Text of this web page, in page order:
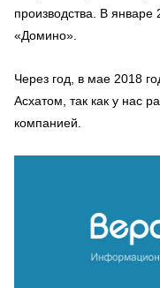
производства. В
«Домино».
Через год, в мае 2018
Асхатом, так как у нас
компанией.